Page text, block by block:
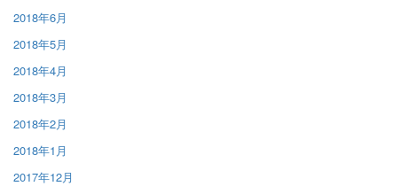
2018年6月
2018年5月
2018年4月
2018年3月
2018年2月
2018年1月
2017年12月